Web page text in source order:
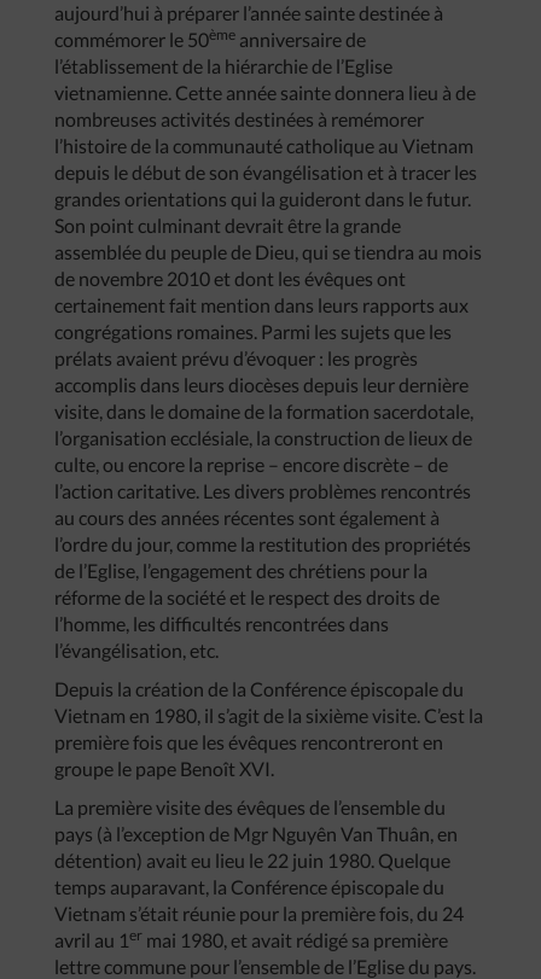
aujourd’hui à préparer l’année sainte destinée à
commémorer le 50ème anniversaire de
l’établissement de la hiérarchie de l’Eglise
vietnamienne. Cette année sainte donnera lieu à de
nombreuses activités destinées à remémorer
l’histoire de la communauté catholique au Vietnam
depuis le début de son évangélisation et à tracer les
grandes orientations qui la guideront dans le futur.
Son point culminant devrait être la grande
assemblée du peuple de Dieu, qui se tiendra au mois
de novembre 2010 et dont les évêques ont
certainement fait mention dans leurs rapports aux
congrégations romaines. Parmi les sujets que les
prélats avaient prévu d’évoquer : les progrès
accomplis dans leurs diocèses depuis leur dernière
visite, dans le domaine de la formation sacerdotale,
l’organisation ecclésiale, la construction de lieux de
culte, ou encore la reprise – encore discrète – de
l’action caritative. Les divers problèmes rencontrés
au cours des années récentes sont également à
l’ordre du jour, comme la restitution des propriétés
de l’Eglise, l’engagement des chrétiens pour la
réforme de la société et le respect des droits de
l’homme, les difficultés rencontrées dans
l’évangélisation, etc.
Depuis la création de la Conférence épiscopale du
Vietnam en 1980, il s’agit de la sixième visite. C’est la
première fois que les évêques rencontreront en
groupe le pape Benoît XVI.
La première visite des évêques de l’ensemble du
pays (à l’exception de Mgr Nguyên Van Thuân, en
détention) avait eu lieu le 22 juin 1980. Quelque
temps auparavant, la Conférence épiscopale du
Vietnam s’était réunie pour la première fois, du 24
avril au 1 er mai 1980, et avait rédigé sa première
lettre commune pour l’ensemble de l’Eglise du pays.